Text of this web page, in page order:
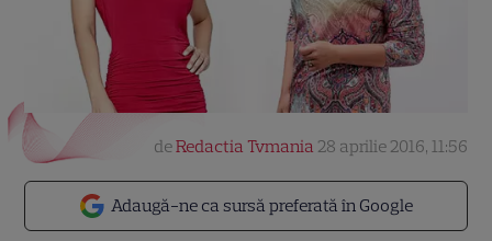
Adaugă-ne ca sursă preferată în Google
deRedactia Tvmania 28 aprilie 2016, 11:56